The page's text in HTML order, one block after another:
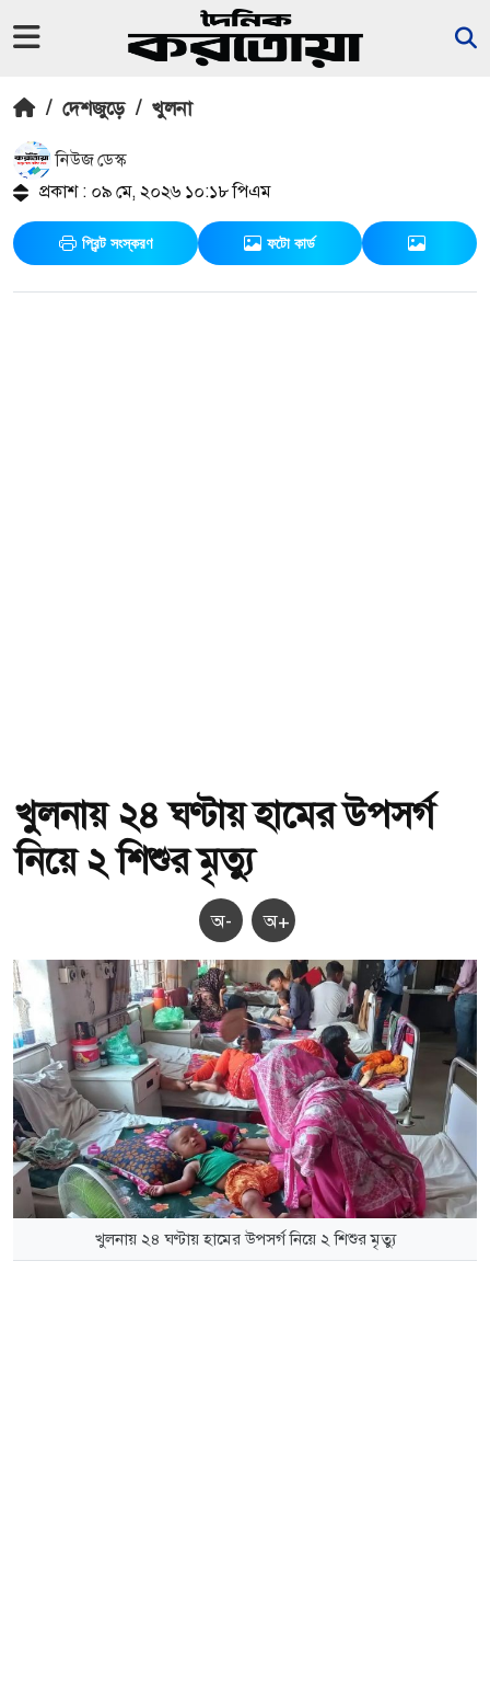
/ দেশজুড়ে / খুলনা
নিউজ ডেস্ক
প্রকাশ : ০৯ মে, ২০২৬ ১০:১৮ পিএম
প্রিন্ট সংস্করণ ফটো কার্ড
খুলনায় ২৪ ঘণ্টায় হামের উপসর্গ
নিয়ে ২ শিশুর মৃত্যু
অ- অ+
খুলনায় ২৪ ঘণ্টায় হামের উপসর্গ নিয়ে ২ শিশুর মৃত্যু